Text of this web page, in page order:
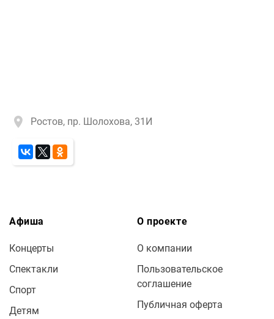
Ростов, пр. Шолохова, 31И
Афиша
Концерты
Спектакли
Спорт
Детям
О проекте
О компании
Пользовательское
соглашение
Публичная оферта